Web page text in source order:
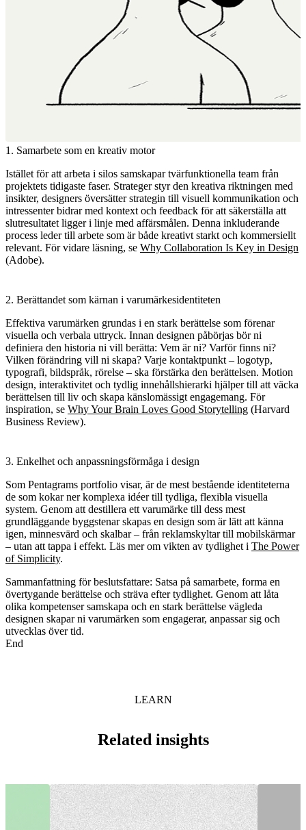
1. Samarbete som en kreativ motor
Istället för att arbeta i silos samskapar tvärfunktionella team från
projektets tidigaste faser. Strateger styr den kreativa riktningen med
insikter, designers översätter strategin till visuell kommunikation och
intressenter bidrar med kontext och feedback för att säkerställa att
slutresultatet ligger i linje med affärsmålen. Denna inkluderande
process leder till arbete som är både kreativt starkt och kommersiellt
relevant. För vidare läsning, se Why Collaboration Is Key in Design
(Adobe).
2. Berättandet som kärnan i varumärkesidentiteten
Effektiva varumärken grundas i en stark berättelse som förenar
visuella och verbala uttryck. Innan designen påbörjas bör ni
definiera den historia ni vill berätta: Vem är ni? Varför finns ni?
Vilken förändring vill ni skapa? Varje kontaktpunkt – logotyp,
typografi, bildspråk, rörelse – ska förstärka den berättelsen. Motion
design, interaktivitet och tydlig innehållshierarki hjälper till att väcka
berättelsen till liv och skapa känslomässigt engagemang. För
inspiration, se Why Your Brain Loves Good Storytelling (Harvard
Business Review).
3. Enkelhet och anpassningsförmåga i design
Som Pentagrams portfolio visar, är de mest bestående identiteterna
de som kokar ner komplexa idéer till tydliga, flexibla visuella
system. Genom att destillera ett varumärke till dess mest
grundläggande byggstenar skapas en design som är lätt att känna
igen, minnesvärd och skalbar – från reklamskyltar till mobilskärmar
– utan att tappa i effekt. Läs mer om vikten av tydlighet i The Power
of Simplicity.
Sammanfattning för beslutsfattare: Satsa på samarbete, forma en
övertygande berättelse och sträva efter tydlighet. Genom att låta
olika kompetenser samskapa och en stark berättelse vägleda
designen skapar ni varumärken som engagerar, anpassar sig och
utvecklas över tid.
End
LEARN
Related insights